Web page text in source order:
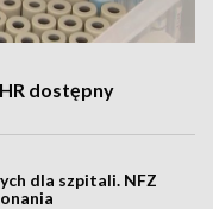
dostępny
dla szpitali. NFZ